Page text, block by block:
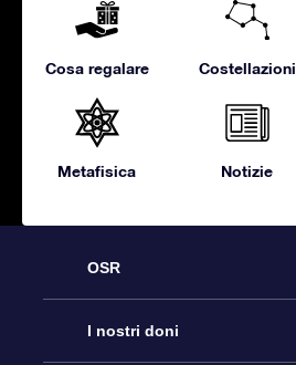
Cosa regalare Costellazioni
Metafisica Notizie
OSR
Assistenza
I nostri doni